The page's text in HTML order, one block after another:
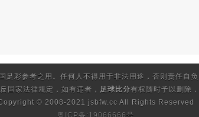
足彩参考之用。任何人不得用于非法用途，否则责任自
国家法律规定，如有违者， 足球比分有权随时予以删除
© 2008-2021 jsbfw.cc All Rights Reserved
粤ICP备:19066666号